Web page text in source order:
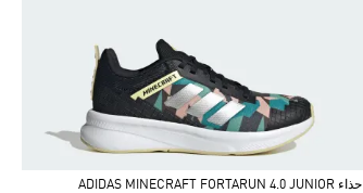
حذاء ADIDAS MINECRAFT FORTARUN 4.0 JUNIOR